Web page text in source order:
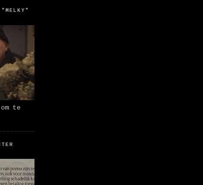
"MELKY"
te